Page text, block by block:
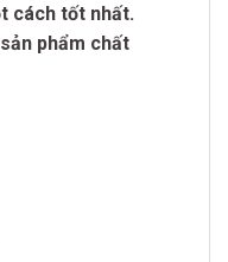
cách tốt nhất.
phẩm chất